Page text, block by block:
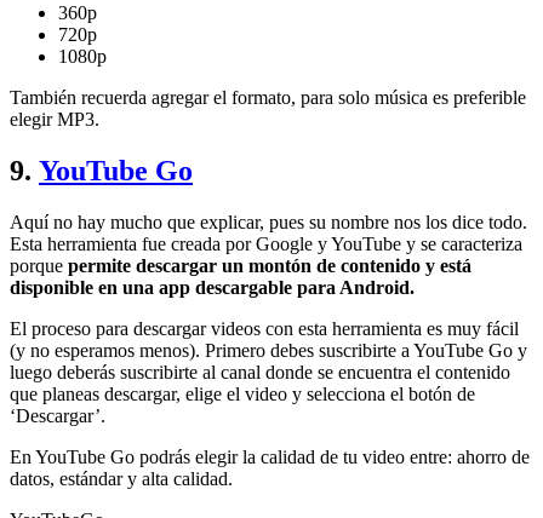
360p
720p
1080p
También recuerda agregar el formato, para solo música es preferible
elegir MP3.
9. YouTube Go
Aquí no hay mucho que explicar, pues su nombre nos los dice todo.
Esta herramienta fue creada por Google y YouTube y se caracteriza
porque permite descargar un montón de contenido y está
disponible en una app descargable para Android.
El proceso para descargar videos con esta herramienta es muy fácil
(y no esperamos menos). Primero debes suscribirte a YouTube Go y
luego deberás suscribirte al canal donde se encuentra el contenido
que planeas descargar, elige el video y selecciona el botón de
‘Descargar’.
En YouTube Go podrás elegir la calidad de tu video entre: ahorro de
datos, estándar y alta calidad.